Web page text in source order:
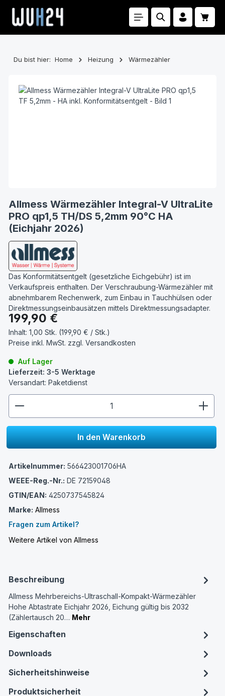
Zum Hauptinhalt springen
Du bist hier: Home Heizung Wärmezähler
Allmess Wärmezähler Integral-V UltraLite
PRO qp1,5 TH/DS 5,2mm 90°C HA
(Eichjahr 2026)
Das Konformitätsentgelt (gesetzliche Eichgebühr) ist im
Verkaufspreis enthalten. Der Verschraubung-Wärmezähler mit
abnehmbarem Rechenwerk, zum Einbau in Tauchhülsen oder
Direktmessungseinbausätzen mittels Direktmessungsadapter.
Regulärer Preis:
199,90 €
Inhalt: 1,00 Stk. (199,90 € / Stk.)
Preise inkl. MwSt. zzgl. Versandkosten
Auf Lager
Lieferzeit: 3-5 Werktage
Versandart: Paketdienst
In den Warenkorb
Artikelnummer: 566423001706HA
WEEE-Reg.-Nr.: DE 72159048
GTIN/EAN: 4250737545824
Marke: Allmess
Fragen zum Artikel?
Weitere Artikel von Allmess
Beschreibung
Allmess Mehrbereichs-Ultraschall-Kompakt-Wärmezähler
Hohe Abtastrate Eichjahr 2026, Eichung gültig bis 2032
(Zählertausch 20… Mehr
Eigenschaften
Downloads
Sicherheitshinweise
Produktsicherheit